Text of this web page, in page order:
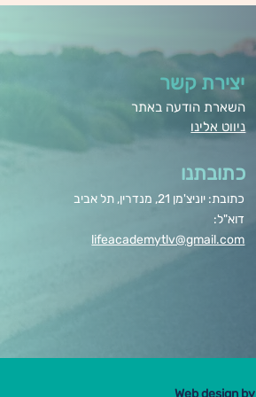
יצירת קשר
השארת הודעה באתר
ניווט אלינו
כתובתנו
כתובת: יוניצ'מן 21, מנדרין, תל אביב
דוא"ל:
lifeacademytlv@gmail.com
Web design by